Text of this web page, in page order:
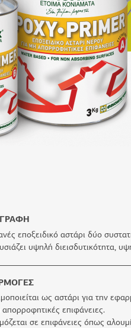
εποξειδικό αστάρι δύο
υψηλή διεισδυτικότητα,
ως αστάρι για την
επιφάνειες.
σε επιφάνειες όπως